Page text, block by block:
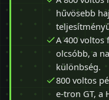
hűvösebb
A 400 voltos
olcsóbb, a
különbség.
800 voltos
e-tron GT, a